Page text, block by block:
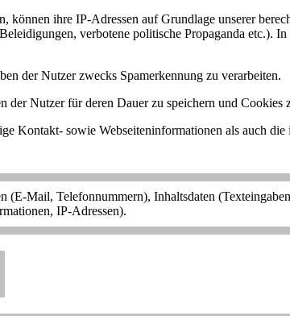
können ihre IP-Adressen auf Grundlage unserer
verbotene politische Propaganda etc.).
der Nutzer zwecks Spamerkennung zu verarbeiten.
Nutzer für deren Dauer zu speichern und
Kontakt- sowie Webseiteninformationen als auch
(E-Mail, Telefonnummern), Inhaltsdaten
IP-Adressen).